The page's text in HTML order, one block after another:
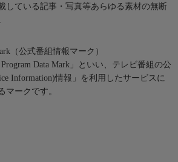
している記事・写真等あらゆる素材の無断
（公式番組情報マーク）
Data Mark」といい、テレビ番組の公
Information)情報」を利用したサービスに
マークです。